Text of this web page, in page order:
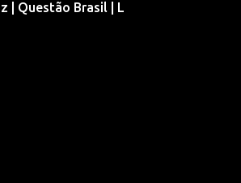
| Questão Brasil | L